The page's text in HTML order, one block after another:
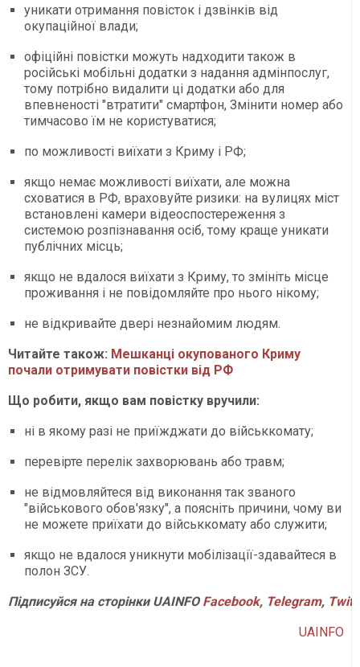
уникати отримання повісток і дзвінків від
окупаційної влади;
офіційні повістки можуть надходити також в
російські мобільні додатки з надання адмінпослуг,
тому потрібно видалити ці додатки або для
впевненості "втратити" смартфон, Змінити номер або
тимчасово їм не користуватися;
по можливості виїхати з Криму і РФ;
якщо немає можливості виїхати, але можна
сховатися в РФ, враховуйте ризики: на вулицях міст
встановлені камери відеоспостереження з
системою розпізнавання осіб, тому краще уникати
публічних місць;
якщо не вдалося виїхати з Криму, то змініть місце
проживання і не повідомляйте про нього нікому;
не відкривайте двері незнайомим людям.
Читайте також: Мешканці окупованого Криму
почали отримувати повістки від РФ
Що робити, якщо вам повістку вручили:
ні в якому разі не приїжджати до військкомату;
перевірте перелік захворювань або травм;
не відмовляйтеся від виконання так званого
"військового обов'язку", а поясніть причини, чому ви
не можете приїхати до військкомату або служити;
якщо не вдалося уникнути мобілізації-здавайтеся в
полон ЗСУ.
Підписуйся на сторінки UAINFO Facebook, Telegram,
UAINFO